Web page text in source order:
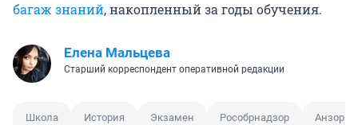
багаж знаний, накопленный за годы обучения.
Елена Мальцева
Старший корреспондент оперативной редакции
Школа История Экзамен Рособрнадзор Анзор